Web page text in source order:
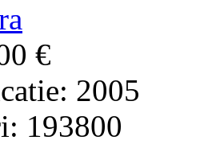
€
2005
193800